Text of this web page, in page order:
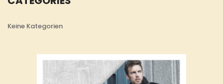
Keine Kategorien